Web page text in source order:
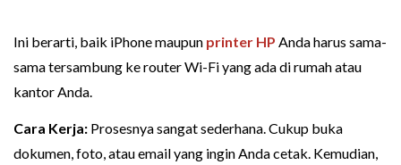
Ini berarti, baik iPhone maupun printer HP Anda harus sama-
sama tersambung ke router Wi-Fi yang ada di rumah atau
kantor Anda.
Cara Kerja: Prosesnya sangat sederhana. Cukup buka
dokumen, foto, atau email yang ingin Anda cetak. Kemudian,